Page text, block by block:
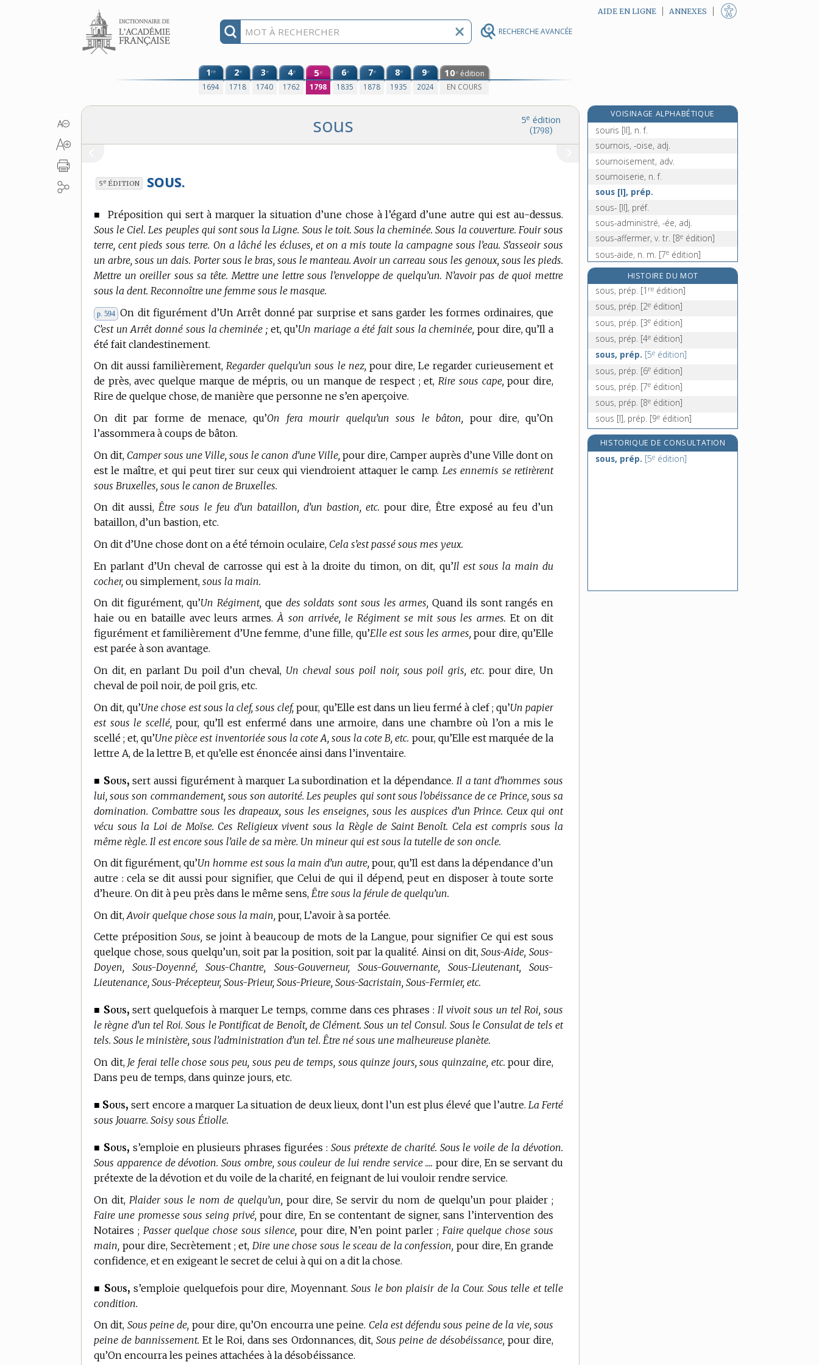
RECHERCHE AVANCÉE
Aller au contenu AIDE EN LIGNE ANNEXES
1re
1694
2e
1718
3e
1740
4e
1762
5e
1798
6e
1835
7e
1878
8e
1935
9e
2024
10e édition
EN COURS
5e édition
(1798)
sous
5e ÉDITION SOUS.
■Préposition qui sert à marquer la situation d’une chose à l’égard d’une autre qui est au-dessus.
Sous le Ciel. Les peuples qui sont sous la Ligne. Sous le toit. Sous la cheminée. Sous la couverture. Fouir sous
terre, cent pieds sous terre. On a lâché les écluses, et on a mis toute la campagne sous l’eau. S’asseoir sous
un arbre, sous un dais. Porter sous le bras, sous le manteau. Avoir un carreau sous les genoux, sous les pieds.
Mettre un oreiller sous sa tête. Mettre une lettre sous l’enveloppe de quelqu’un. N’avoir pas de quoi mettre
sous la dent. Reconnoître une femme sous le masque.
p. 594 On dit figurément d’Un Arrêt donné par surprise et sans garder les formes ordinaires, que
C’est un Arrêt donné sous la cheminée ;et, qu’Un mariage a été fait sous la cheminée, pour dire, qu’Il a
été fait clandestinement.
On dit aussi familièrement,Regarder quelqu’un sous le nez,pour dire, Le regarder curieusement et
de près, avec quelque marque de mépris, ou un manque de respect ; et,Rire sous cape,pour dire,
Rire de quelque chose, de manière que personne ne s’en aperçoive.
On dit par forme de menace, qu’On fera mourir quelqu’un sous le bâton, pour dire, qu’On
l’assommera à coups de bâton.
On dit, Camper sous une Ville, sous le canon d’une Ville, pour dire, Camper auprès d’une Ville dont on
est le maître, et qui peut tirer sur ceux qui viendroient attaquer le camp. Les ennemis se retirèrent
sous Bruxelles, sous le canon de Bruxelles.
On dit aussi,Être sous le feu d’un bataillon, d’un bastion, etc. pour dire, Être exposé au feu d’un
bataillon, d’un bastion, etc.
On dit d’Une chose dont on a été témoin oculaire, Cela s’est passé sous mes yeux.
En parlant d’Un cheval de carrosse qui est à la droite du timon, on dit, qu’Il est sous la main du
cocher, ou simplement, sous la main.
On dit figurément, qu’Un Régiment, que des soldats sont sous les armes, Quand ils sont rangés en
haie ou en bataille avec leurs armes.À son arrivée, le Régiment se mit sous les armes. Et on dit
figurément et familièrement d’Une femme, d’une fille, qu’Elle est sous les armes,pour dire, qu’Elle
est parée à son avantage.
On dit, en parlant Du poil d’un cheval, Un cheval sous poil noir, sous poil gris, etc. pour dire, Un
cheval de poil noir, de poil gris, etc.
On dit, qu’Une chose est sous la clef, sous clef, pour, qu’Elle est dans un lieu fermé à clef ; qu’Un papier
est sous le scellé, pour, qu’Il est enfermé dans une armoire, dans une chambre où l’on a mis le
scellé ; et, qu’Une pièce est inventoriée sous la cote A, sous la cote B, etc. pour, qu’Elle est marquée de la
lettre A, de la lettre B, et qu’elle est énoncée ainsi dans l’inventaire.
■ Sous, sert aussi figurément à marquer La subordination et la dépendance. Il a tant d’hommes sous
lui, sous son commandement, sous son autorité. Les peuples qui sont sous l’obéissance de ce Prince, sous sa
domination. Combattre sous les drapeaux, sous les enseignes, sous les auspices d’un Prince. Ceux qui ont
vécu sous la Loi de Moïse. Ces Religieux vivent sous la Règle de Saint Benoît. Cela est compris sous la
même règle. Il est encore sous l’aile de sa mère. Un mineur qui est sous la tutelle de son oncle.
On dit figurément, qu’Un homme est sous la main d’un autre, pour, qu’Il est dans la dépendance d’un
autre : cela se dit aussi pour signifier, que Celui de qui il dépend, peut en disposer à toute sorte
d’heure. On dit à peu près dans le même sens, Être sous la férule de quelqu’un.
On dit, Avoir quelque chose sous la main, pour, L’avoir à sa portée.
Cette prépositionSous, se joint à beaucoup de mots de la Langue, pour signifier Ce qui est sous
quelque chose, sous quelqu’un, soit par la position, soit par la qualité. Ainsi on dit,Sous-Aide, Sous-
Doyen, Sous-Doyenné, Sous-Chantre, Sous-Gouverneur, Sous-Gouvernante, Sous-Lieutenant, Sous-
Lieutenance, Sous-Précepteur, Sous-Prieur, Sous-Prieure, Sous-Sacristain, Sous-Fermier, etc.
■ Sous, sert quelquefois à marquer Le temps, comme dans ces phrases : Il vivoit sous un tel Roi, sous
le règne d’un tel Roi. Sous le Pontificat de Benoît, de Clément. Sous un tel Consul. Sous le Consulat de tels et
tels. Sous le ministère, sous l’administration d’un tel. Être né sous une malheureuse planète.
On dit, Je ferai telle chose sous peu, sous peu de temps, sous quinze jours, sous quinzaine, etc. pour dire,
Dans peu de temps, dans quinze jours, etc.
■ Sous, sert encore a marquer La situation de deux lieux, dont l’un est plus élevé que l’autre. La Ferté
sous Jouarre. Soisy sous Étiolle.
■ Sous, s’emploie en plusieurs phrases figurées :Sous prétexte de charité. Sous le voile de la dévotion.
Sous apparence de dévotion. Sous ombre, sous couleur de lui rendre service .... pour dire, En se servant du
prétexte de la dévotion et du voile de la charité, en feignant de lui vouloir rendre service.
On dit, Plaider sous le nom de quelqu’un, pour dire, Se servir du nom de quelqu’un pour plaider ;
Faire une promesse sous seing privé, pour dire, En se contentant de signer, sans l’intervention des
Notaires ; Passer quelque chose sous silence, pour dire, N’en point parler ; Faire quelque chose sous
main, pour dire, Secrètement ; et, Dire une chose sous le sceau de la confession, pour dire, En grande
confidence, et en exigeant le secret de celui à qui on a dit la chose.
■ Sous, s’emploie quelquefois pour dire, Moyennant.Sous le bon plaisir de la Cour. Sous telle et telle
condition.
On dit, Sous peine de, pour dire, qu’On encourra une peine. Cela est défendu sous peine de la vie, sous
peine de bannissement. Et le Roi, dans ses Ordonnances, dit, Sous peine de désobéissance,pour dire,
qu’On encourra les peines attachées à la désobéissance.
VOISINAGE ALPHABÉTIQUE
souris [I], n. m.
souris [II], n. f.
sournois, -oise, adj.
sournoisement, adv.
sournoiserie, n. f.
sous [I], prép.
sous- [II], préf.
sous-administré, -ée, adj.
sous-affermer, v. tr. [8e édition]
sous-aide, n. m. [7e édition]
sous-alimentation, n. f.
sous-alimenter, v. tr.
sous-amendement, n. m.
sous-amender, v. tr.
[7
sous-arbrisseau, n. m.
HISTOIRE DU MOT
sous, prép. [1 re édition]
sous, prép. [2e édition]
sous, prép. [3e édition]
sous, prép. [4e édition]
sous, prép. [5e édition]
sous, prép. [6e édition]
sous, prép. [7e édition]
sous, prép. [8e édition]
sous [I], prép. [9e édition]
HISTORIQUE DE CONSULTATION
sous, prép. [5e édition]